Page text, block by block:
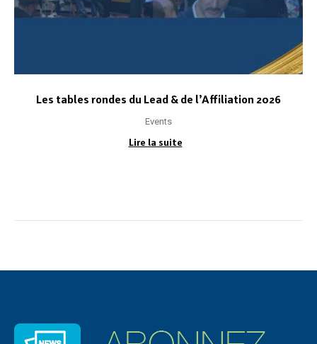
Les tables rondes du Lead & de l’Affiliation 2026
Events
Lire la suite